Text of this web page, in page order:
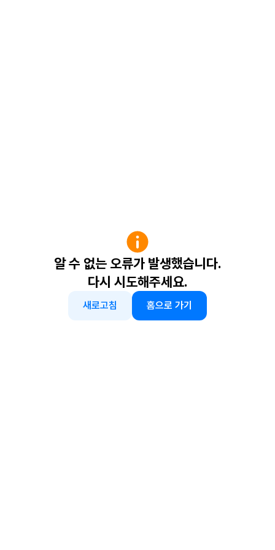
알 수 없는 오류가 발생했습니다.
다시 시도해주세요.
새로고침 홈으로 가기